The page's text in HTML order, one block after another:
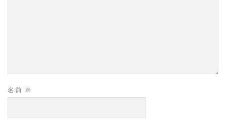
名前 ※